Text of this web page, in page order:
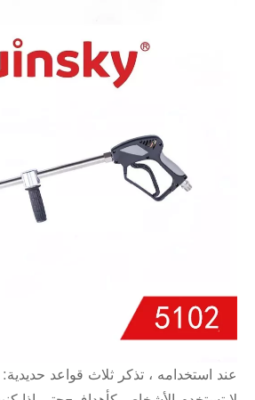
عند استخدامه ، تذكر ثلاث قواعد حديدية: